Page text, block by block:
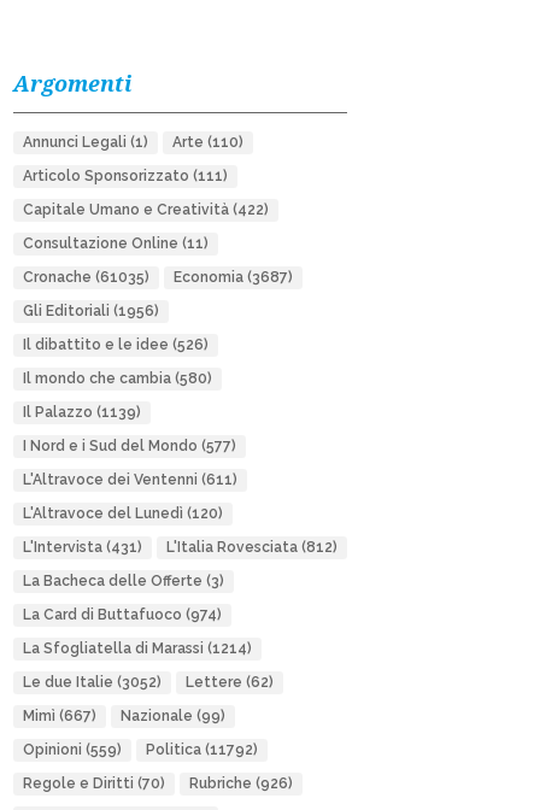
Argomenti
Annunci Legali (1) Arte (110)
Articolo Sponsorizzato (111)
Capitale Umano e Creatività(422)
Consultazione Online (11)
Cronache (61035) Economia(3687)
Gli Editoriali (1956)
Il dibattito e le idee (526)
Il mondo che cambia(580)
Il Palazzo (1139)
I Nord e i Sud del Mondo (577)
L'Altravoce dei Ventenni (611)
L'Altravoce del Lunedì (120)
L'Intervista(431) L'Italia Rovesciata(812)
La Bacheca delle Offerte (3)
La Card di Buttafuoco (974)
La Sfogliatella di Marassi (1214)
Le due Italie (3052) Lettere (62)
Mimì (667) Nazionale (99)
Opinioni (559) Politica(11792)
Regole e Diritti (70) Rubriche (926)